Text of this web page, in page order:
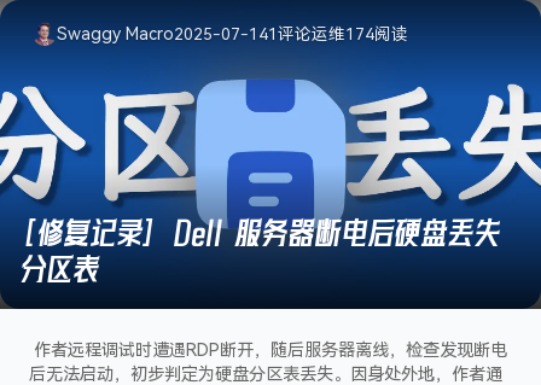
Swaggy Macro2025-07-141 评论运维174阅读
[修复记录] Dell 服务器断电后硬盘丢失
分区表
作者远程调试时遭遇RDP断开，随后服务器离线，检查发现断电
后无法启动，初步判定为硬盘分区表丢失。因身处外地，作者通